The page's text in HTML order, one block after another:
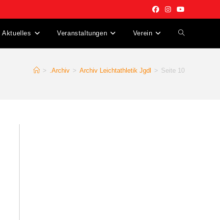
Aktuelles Veranstaltungen Verein Website-
> .Archiv > Archiv Leichtathletik Jgdl > Seite 10